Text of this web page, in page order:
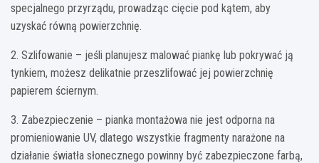
specjalnego przyrządu, prowadząc cięcie pod kątem, aby
uzyskać równą powierzchnię.
2. Szlifowanie – jeśli planujesz malować piankę lub pokrywać ją
tynkiem, możesz delikatnie przeszlifować jej powierzchnię
papierem ściernym.
3. Zabezpieczenie – pianka montażowa nie jest odporna na
promieniowanie UV, dlatego wszystkie fragmenty narażone na
działanie światła słonecznego powinny być zabezpieczone farbą,